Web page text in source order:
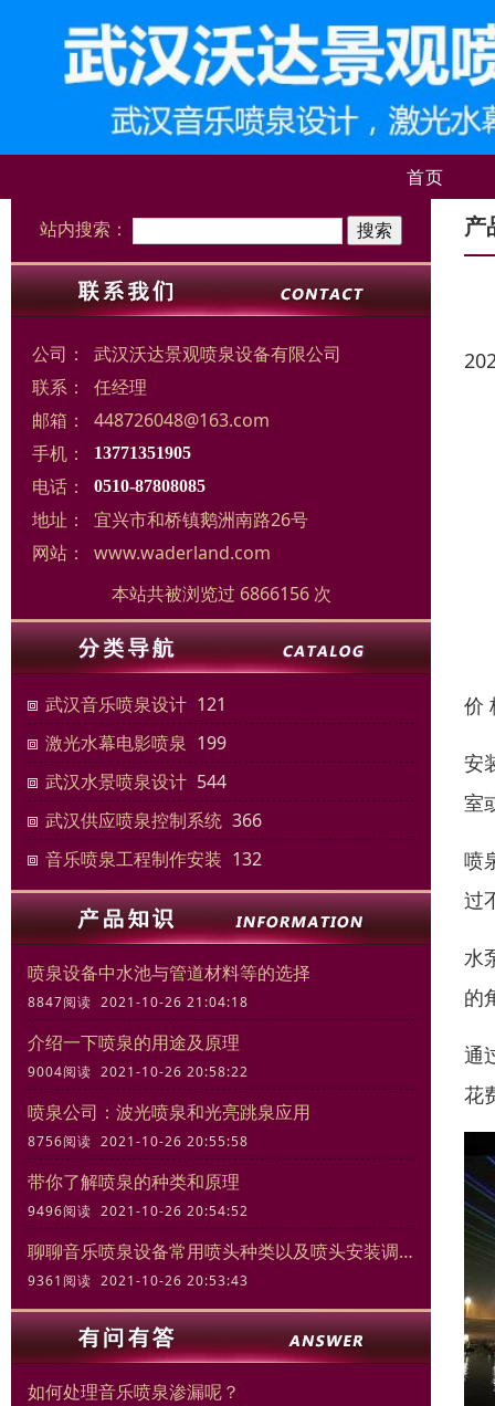
首页
站内搜索：
公司：
武汉沃达景观喷泉设备有限公司
联系：
任经理
邮箱：
448726048@163.com
手机：
13771351905
电话： 0510-87808085
地址：
宜兴市和桥镇鹅洲南路26号
网站：
www.waderland.com
本站共被浏览过 6866156 次
武汉音乐喷泉设计 121
激光水幕电影喷泉 199
武汉水景喷泉设计 544
武汉供应喷泉控制系统 366
音乐喷泉工程制作安装 132
喷泉设备中水池与管道材料等的选择
8847阅读 2021-10-26 21:04:18
介绍一下喷泉的用途及原理
9004阅读 2021-10-26 20:58:22
喷泉公司：波光喷泉和光亮跳泉应用
8756阅读 2021-10-26 20:55:58
带你了解喷泉的种类和原理
9496阅读 2021-10-26 20:54:52
聊聊音乐喷泉设备常用喷头种类以及喷头安装调试规范
9361阅读 2021-10-26 20:53:43
如何处理音乐喷泉渗漏呢？
产
价
安
室
喷
过
水
的
通
花